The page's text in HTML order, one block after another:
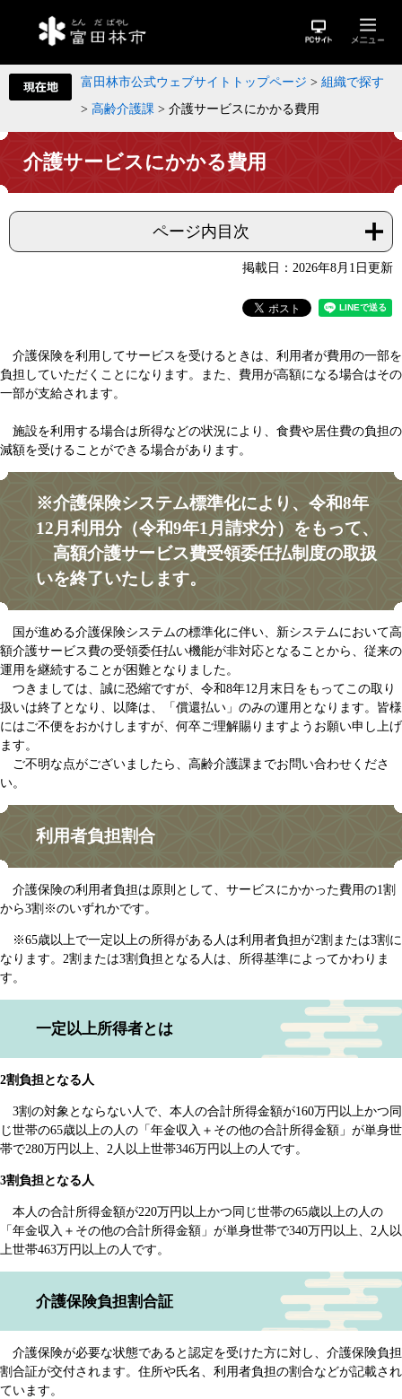
富田林市公式ウェブサイトトップページ > 組織で探す
> 高齢介護課 > 介護サービスにかかる費用
介護サービスにかかる費用
ページ内目次
掲載日：2026年8月1日更新
介護保険を利用してサービスを受けるときは、利用者が費用の一部を
負担していただくことになります。また、費用が高額になる場合はその
一部が支給されます。
施設を利用する場合は所得などの状況により、食費や居住費の負担の
減額を受けることができる場合があります。
※介護保険システム標準化により、令和8年
12月利用分（令和9年1月請求分）をもって、
高額介護サービス費受領委任払制度の取扱
いを終了いたします。
国が進める介護保険システムの標準化に伴い、新システムにおいて高
額介護サービス費の受領委任払い機能が非対応となることから、従来の
運用を継続することが困難となりました。
つきましては、誠に恐縮ですが、令和8年12月末日をもってこの取り
扱いは終了となり、以降は、「償還払い」のみの運用となります。皆様
にはご不便をおかけしますが、何卒ご理解賜りますようお願い申し上げ
ます。​
ご不明な点がございましたら、高齢介護課までお問い合わせくださ
い。
利用者負担割合
介護保険の利用者負担は原則として、サービスにかかった費用の1割
から3割※のいずれかです。
※65歳以上で一定以上の所得がある人は利用者負担が2割または3割に
なります。2割または3割負担となる人は、所得基準によってかわりま
す。
一定以上所得者とは
2割負担となる人
3割の対象とならない人で、本人の合計所得金額が160万円以上かつ同
じ世帯の65歳以上の人の「年金収入＋その他の合計所得金額」が単身世
帯で280万円以上、2人以上世帯346万円以上の人です。
3割負担となる人
本人の合計所得金額が220万円以上かつ同じ世帯の65歳以上の人の
「年金収入＋その他の合計所得金額」が単身世帯で340万円以上、2人以
上世帯463万円以上の人です。
介護保険負担割合証
介護保険が必要な状態であると認定を受けた方に対し、介護保険負担
割合証が交付されます。住所や氏名、利用者負担の割合などが記載され
ています。